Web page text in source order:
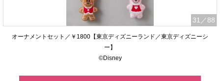
31 ／88
オーナメントセット／￥1800【東京ディズニーランド／東京ディズニーシ
ー】
©Disney